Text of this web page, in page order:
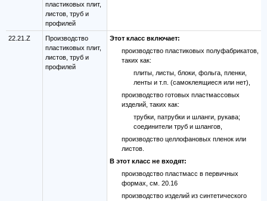
пластиковых плит,
листов, труб и
профилей
22.21.Z
Производство
пластиковых плит,
листов, труб и
профилей
Этот класс включает:
производство пластиковых полуфабрикатов,
таких как:
плиты, листы, блоки, фольга, пленки,
ленты и т.п. (самоклеящиеся или нет),
производство готовых пластмассовых
изделий, таких как:
трубки, патрубки и шланги, рукава;
соединители труб и шлангов,
производство целлофановых пленок или
листов.
В этот класс не входят:
производство пластмасс в первичных
формах, см. 20.16
производство изделий из синтетического